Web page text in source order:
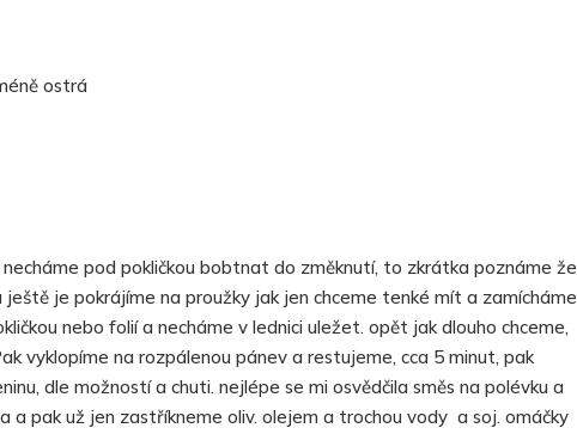
ostrá
pod pokličkou bobtnat do změknutí, to zkrátka poznáme že
je pokrájíme na proužky jak jen chceme tenké mít a zamícháme
nebo folií a necháme v lednici uležet. opět jak dlouho chceme,
vyklopíme na rozpálenou pánev a restujeme, cca 5 minut, pak
dle možností a chuti. nejlépe se mi osvědčila směs na polévku a
a pak už jen zastříkneme oliv. olejem a trochou vody a soj. omáčky